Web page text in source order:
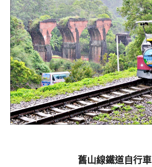
舊山線鐵道自行車